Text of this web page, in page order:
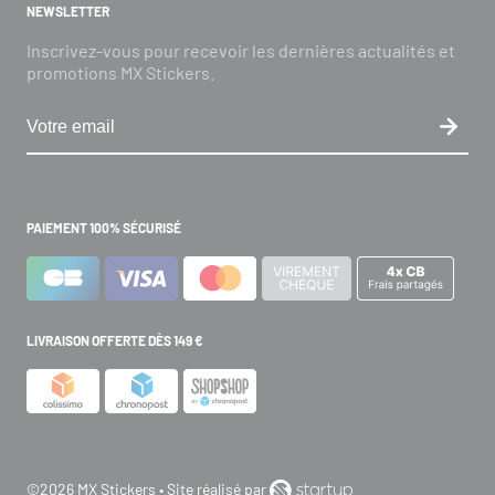
NEWSLETTER
Inscrivez-vous pour recevoir les dernières actualités et
promotions MX Stickers.
PAIEMENT 100% SÉCURISÉ
LIVRAISON OFFERTE DÈS 149 €
©2026 MX Stickers • Site réalisé par